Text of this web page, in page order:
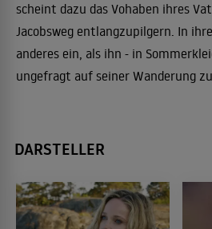
scheint dazu das Vohaben ihres
Jacobsweg entlangzupilgern. In
anderes ein, als ihn - in
ungefragt auf seiner Wanderung
DARSTELLER